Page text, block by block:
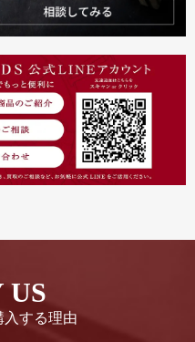
US
入する理由